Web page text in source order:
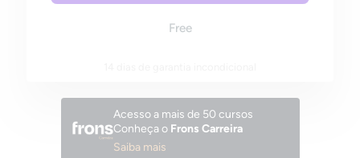
Free
Acesso a mais de 50 cursos
Conheça o Frons Carreira
Saiba mais